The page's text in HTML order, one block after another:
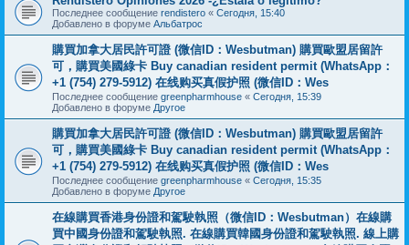
Последнее сообщение rendistero « Сегодня, 15:40
Добавлено в форуме Альбатрос
購買加拿大居民許可證 (微信ID：Wesbutman) 購買歐盟居留許
可，購買美國綠卡 Buy canadian resident permit (WhatsApp：
+1 (754) 279-5912) 在线购买真假护照 (微信ID：Wes
Последнее сообщение greenpharmhouse « Сегодня, 15:39
Добавлено в форуме Другое
購買加拿大居民許可證 (微信ID：Wesbutman) 購買歐盟居留許
可，購買美國綠卡 Buy canadian resident permit (WhatsApp：
+1 (754) 279-5912) 在线购买真假护照 (微信ID：Wes
Последнее сообщение greenpharmhouse « Сегодня, 15:35
Добавлено в форуме Другое
在線購買香港身份證和駕駛執照（微信ID：Wesbutman）在線購
買中國身份證和駕駛執照. 在線購買韓國身份證和駕駛執照. 線上購